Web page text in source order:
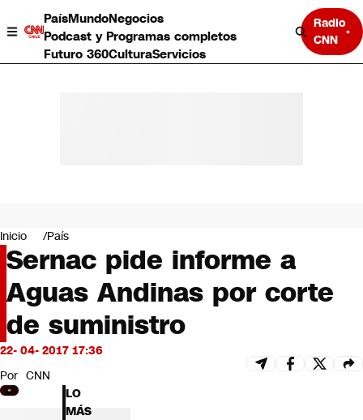
PaísMundoNegocios
Podcast y Programas completos
Futuro 360CulturaServicios
Radio
CNN
Negocios
Deportes
Programas completos
Cultura
Servicios
Bits
CNN tiempo
Futuro 360
Opinión
Inicio País
Sernac pide informe a
Aguas Andinas por corte
de suministro
22- 04- 2017 17:36
Por CNN
LO
MÁS